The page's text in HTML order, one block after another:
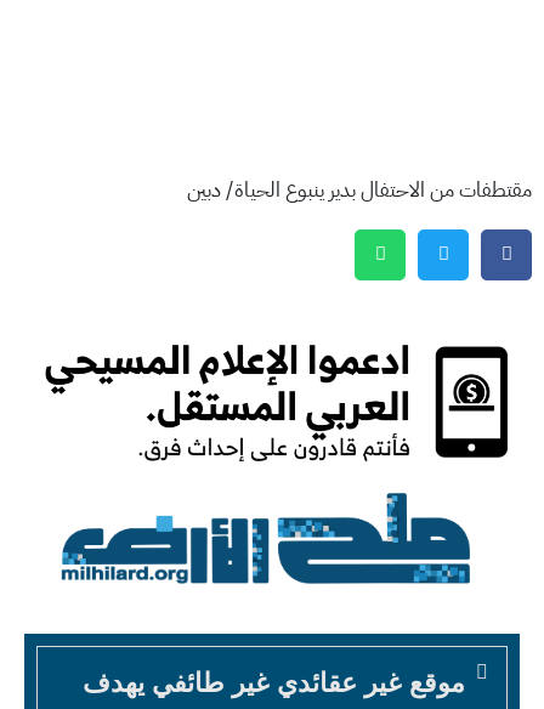
مقتطفات من الاحتفال بدير ينبوع الحياة/ دبين
موقع غير عقائدي غير طائفي يهدف